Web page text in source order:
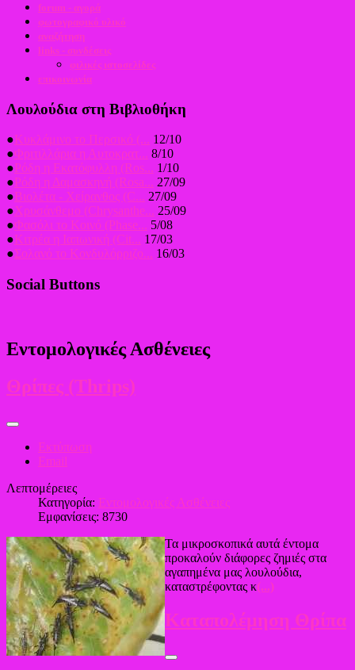
forum - αγορά
φωτογραφικό υλικό
αναζήτηση
links - συνδέσεις
φιλικές ιστοσελίδες
επικοινωνία
Λουλούδια στη Βιβλιοθήκη
●Κυκλάμινο το Περσικό (... 12/10
●Φριτιλλάρια η Αυτοκρατ... 8/10
●Ρόδη η Εκατόφυλλη (Ros... 1/10
●Ρόδη η Δαμασκηνή (Rosa... 27/09
●Βιολέτα - Χείρανθος (C... 27/09
●Χρυσάνθεμο (Chrysanthe... 25/09
●Φασόλι το Κοινό (Phase... 5/08
●Κιτρέα η Ιαπωνική (Cit... 17/03
●Σολανό το Κονδυλόρριζο... 16/03
Social Buttons
Εντομολογικές Ασθένειες
Θρίπες (Thrips)
Εκτύπωση
Email
Λεπτομέρειες
Κατηγορία: Εντομολογικές Ασθένειες
Εμφανίσεις: 8730
Τα μικροσκοπικά αυτά έντομα
προκαλούν διάφορες ζημιές στα
αγαπημένα μας λουλούδια,
καταστρέφοντας κ(...)
Καταπολέμηση Θρίπα